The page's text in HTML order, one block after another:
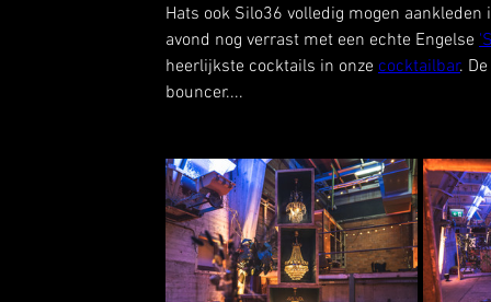
Hats ook Silo36 volledig mogen
avond nog verrast met een echte Engelse
heerlijkste cocktails in onze cocktailbar.
bouncer....